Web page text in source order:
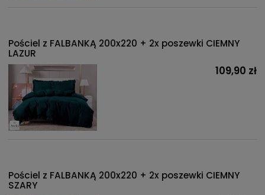
Pościel z FALBANKĄ 200x220 + 2x poszewki CIEMNY
LAZUR
109,90 zł
Pościel z FALBANKĄ 200x220 + 2x poszewki CIEMNY
SZARY